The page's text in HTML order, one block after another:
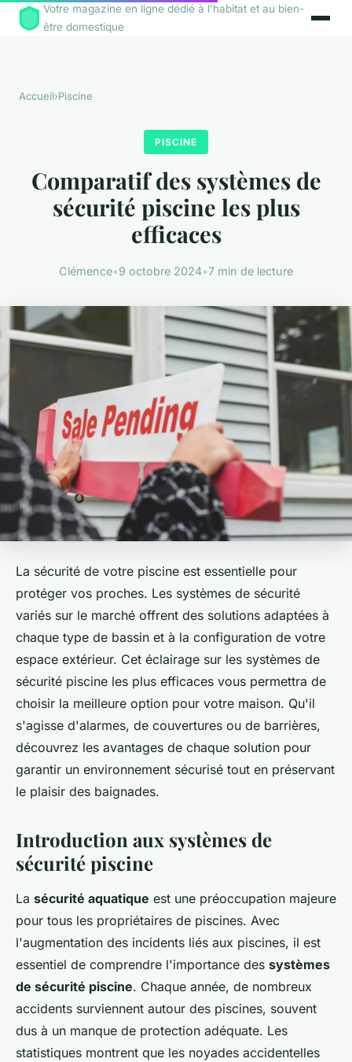
Votre magazine en ligne dédié à l'habitat et au bien-
être domestique
Accueil›Piscine
PISCINE
Comparatif des systèmes de
sécurité piscine les plus
efficaces
Clémence•9 octobre 2024•7 min de lecture
La sécurité de votre piscine est essentielle pour
protéger vos proches. Les systèmes de sécurité
variés sur le marché offrent des solutions adaptées à
chaque type de bassin et à la configuration de votre
espace extérieur. Cet éclairage sur les systèmes de
sécurité piscine les plus efficaces vous permettra de
choisir la meilleure option pour votre maison. Qu'il
s'agisse d'alarmes, de couvertures ou de barrières,
découvrez les avantages de chaque solution pour
garantir un environnement sécurisé tout en préservant
le plaisir des baignades.
Introduction aux systèmes de
sécurité piscine
La sécurité aquatique est une préoccupation majeure
pour tous les propriétaires de piscines. Avec
l'augmentation des incidents liés aux piscines, il est
essentiel de comprendre l'importance des systèmes
de sécurité piscine. Chaque année, de nombreux
accidents surviennent autour des piscines, souvent
dus à un manque de protection adéquate. Les
statistiques montrent que les noyades accidentelles